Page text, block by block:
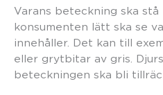
Varans beteckning ska
konsumenten lätt ska se
innehåller. Det kan till
eller grytbitar av gris.
beteckningen ska bli